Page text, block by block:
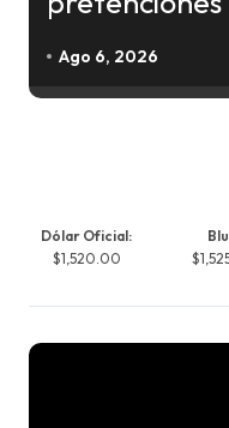
Ago 6, 2026
Dólar Oficial:
$1,520.00